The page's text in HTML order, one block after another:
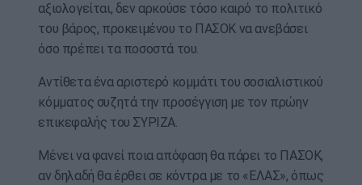
αξιολογείται, δεν αρκούσε τόσο καιρό το πολιτικό
του βάρος, προκειμένου το ΠΑΣΟΚ να ανεβάσει
όσο πρέπει τα ποσοστά του.
Αντίθετα ένα αριστερό κομμάτι του σοσιαλιστικού
κόμματος συζητά την προσέγγιση με τον πρώην
επικεφαλής του ΣΥΡΙΖΑ.
Μένει να φανεί ποια απόφαση θα πάρει το ΠΑΣΟΚ,
αν δηλαδή θα έρθει σε κόντρα με το «ΕΛΑΣ», όπως